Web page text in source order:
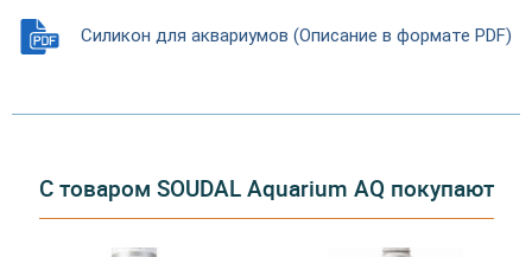
Силикон для аквариумов (Описание в формате PDF)
С товаром SOUDAL Aquarium AQ покупают